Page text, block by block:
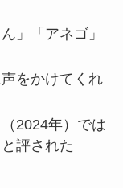
」「アネゴ」
をかけてくれ
2024年）では
評された